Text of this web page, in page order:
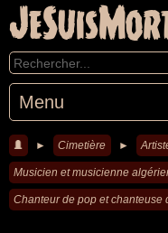
Menu
► Cimetière ►
Musicien et musicienne
Chanteur de pop et chanteuse